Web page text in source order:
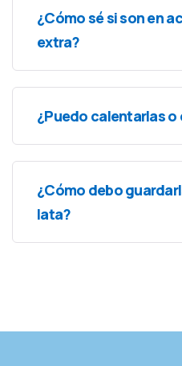
¿Cómo sé si son en
extra?
¿Puedo calentarlas
¿Cómo debo
lata?